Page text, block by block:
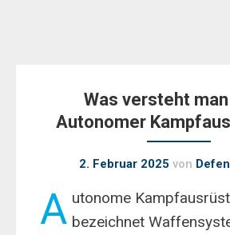
Was versteht
Autonomer
2. Februar 2025 von
A utonome
bezeichnet